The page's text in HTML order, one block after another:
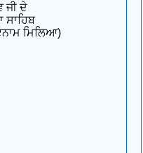
ਜੀ ਦੇ
ਸਾਹਿਬ
ਮਿਲਿਆ)